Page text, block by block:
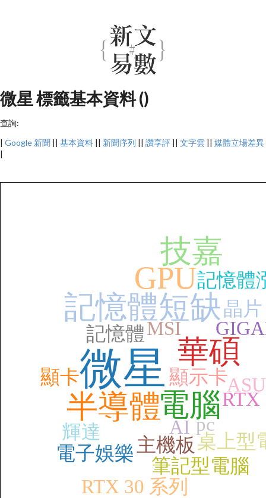
微星 標籤基本資料 ()
查詢:
| Google 新聞 || 基本資料 || 新聞序列 || 讚享評 || 文字雲 || 媒體立場差異
|
微星
記憶體短缺
半導體
GPU
電腦
技嘉
華碩
顯示卡
AI
主機板
MSI
RTX
記憶體
pc
筆記型電腦
桌上型
記憶體
輝達
電子娛樂
晶片
顯卡
RTX 30 系列